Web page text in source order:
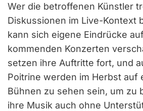
Wer die betroffenen Künstler
Diskussionen im Live-Kontext
kann sich eigene Eindrücke
kommenden Konzerten
setzen ihre Auftritte fort, und
Poitrine werden im Herbst auf
Bühnen zu sehen sein, um zu
ihre Musik auch ohne